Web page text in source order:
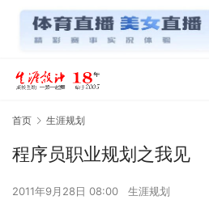
首页 生涯规划
程序员职业规划之我见
2011年9月28日 08:00 生涯规划